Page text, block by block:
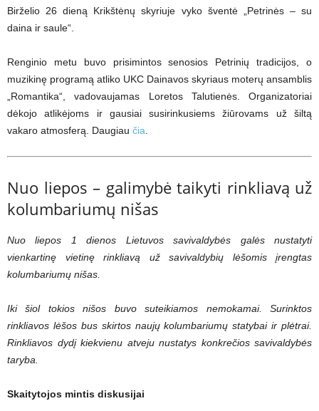
Birželio 26 dieną Krikštėnų skyriuje vyko šventė „Petrinės – su
daina ir saule“.
Renginio metu buvo prisimintos senosios Petrinių tradicijos, o
muzikinę programą atliko UKC Dainavos skyriaus moterų ansamblis
„Romantika“, vadovaujamas Loretos Talutienės. Organizatoriai
dėkojo atlikėjoms ir gausiai susirinkusiems žiūrovams už šiltą
vakaro atmosferą. Daugiau čia
Nuo liepos – galimybė taikyti rinkliavą už
kolumbariumų nišas
Nuo liepos 1 dienos Lietuvos savivaldybės galės nustatyti
vienkartinę vietinę rinkliavą už savivaldybių lėšomis įrengtas
kolumbariumų nišas.
Iki šiol tokios nišos buvo suteikiamos nemokamai. Surinktos
rinkliavos lėšos bus skirtos naujų kolumbariumų statybai ir plėtrai.
Rinkliavos dydį kiekvienu atveju nustatys konkrečios savivaldybės
taryba.
Skaitytojos mintis diskusijai